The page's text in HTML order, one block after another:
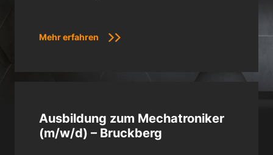
Mehr erfahren
Ausbildung zum Mechatroniker
(m/w/d) – Bruckberg